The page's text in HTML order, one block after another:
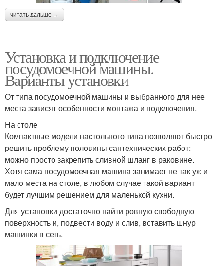
читать дальше →
Установка и подключение
посудомоечной машины.
Варианты установки
От типа посудомоечной машины и выбранного для нее
места зависят особенности монтажа и подключения.
На столе
Компактные модели настольного типа позволяют быстро
решить проблему половины сантехнических работ:
можно просто закрепить сливной шланг в раковине.
Хотя сама посудомоечная машина занимает не так уж и
мало места на столе, в любом случае такой вариант
будет лучшим решением для маленькой кухни.
Для установки достаточно найти ровную свободную
поверхность и, подвести воду и слив, вставить шнур
машинки в сеть.